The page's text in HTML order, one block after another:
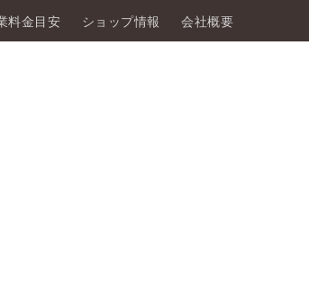
料金目安 ショップ情報 会社概要